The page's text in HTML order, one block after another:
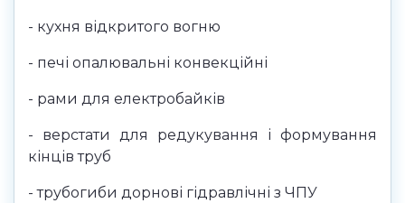
- кухня відкритого вогню
- печі опалювальні конвекційні
- рами для електробайків
- верстати для редукування і формування
кінців труб
- трубогиби дорнові гідравлічні з ЧПУ